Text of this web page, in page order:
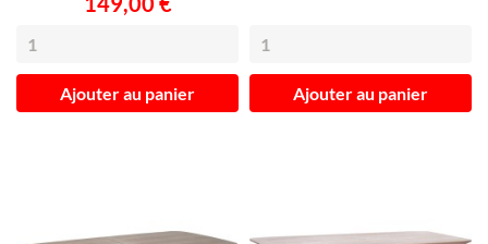
Ajouter au panier Ajouter au panier